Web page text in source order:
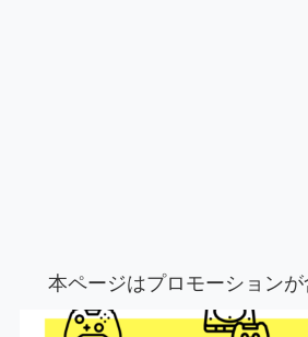
本ページはプロモーション